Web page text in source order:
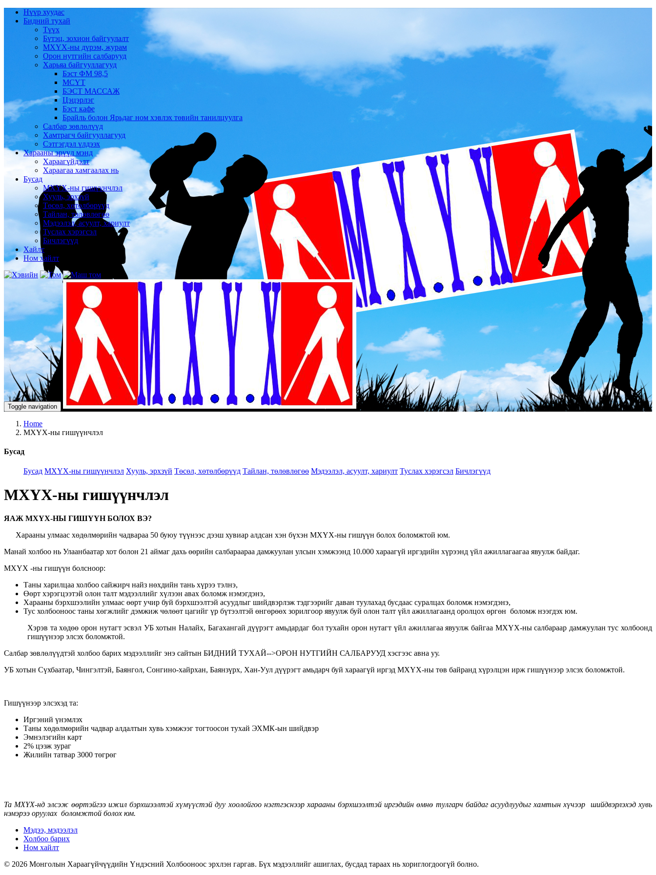
Нүүр хуудас
Бидний тухай
Түүх
Бүтэц, зохион байгуулалт
МХҮХ-ны дүрэм, журам
Орон нутгийн салбарууд
Харьяа байгууллагууд
Бэст ФМ 98,5
МСҮТ
БЭСТ МАССАЖ
Цэцэрлэг
Бэст кафе
Брайль болон Ярьдаг ном хэвлэх төвийн танилцуулга
Салбар зөвлөлүүд
Хамтрагч байгууллагууд
Сэтгэгдэл үлдээх
Харааны эрүүл мэнд
Хараагүйдэлт
Хараагаа хамгаалах нь
Бусад
МХҮХ-ны гишүүнчлэл
Хууль, эрхзүй
Төсөл, хөтөлбөрүүд
Тайлан, төлөвлөгөө
Мэдээлэл, асуулт, хариулт
Туслах хэрэгсэл
Бичлэгүүд
Хайлт
Ном хайлт
Toggle navigation
Home
МХҮХ-ны гишүүнчлэл
Бусад
Бусад МХҮХ-ны гишүүнчлэл Хууль, эрхзүй Төсөл, хөтөлбөрүүд Тайлан, төлөвлөгөө Мэдээлэл, асуулт, хариулт Туслах хэрэгсэл Бичлэгүүд
МХҮХ-ны гишүүнчлэл
ЯАЖ МХҮХ-НЫ ГИШҮҮН БОЛОХ ВЭ?
Харааны улмаас хөдөлмөрийн чадвараа 50 буюу түүнээс дээш хувиар алдсан хэн бүхэн МХҮХ-ны гишүүн болох боломжтой юм.
Манай холбоо нь Улаанбаатар хот болон 21 аймаг дахь өөрийн салбараараа дамжуулан улсын хэмжээнд 10.000 хараагүй иргэдийн хүрээнд үйл ажиллагаагаа явуулж байдаг.
МХҮХ -ны гишүүн болсноор:
Таны харилцаа холбоо сайжирч найз нөхдийн тань хүрээ тэлнэ,
Өөрт хэрэгцээтэй олон талт мэдээллийг хүлээн авах боломж нэмэгдэнэ,
Харааны бэрхшээлийн улмаас өөрт учир буй бэрхшээлтэй асуудлыг шийдвэрлэж тэдгээрийг даван туулахад бусдаас суралцах боломж нэмэгдэнэ,
Тус холбооноос таны хөгжлийг дэмжиж чөлөөт цагийг үр бүтээлтэй өнгөрөөх зорилгоор явуулж буй олон талт үйл ажиллагаанд оролцох өргөн боломж нээгдэх юм.
Хэрэв та хөдөө орон нутагт эсвэл УБ хотын Налайх, Багахангай дүүрэгт амьдардаг бол тухайн орон нутагт үйл ажиллагаа явуулж байгаа МХҮХ-ны салбараар дамжуулан тус холбоонд
гишүүнээр элсэх боломжтой.
Салбар зөвлөлүүдтэй холбоо барих мэдээллийг энэ сайтын БИДНИЙ ТУХАЙ-->ОРОН НУТГИЙН САЛБАРУУД хэсгээс авна уу.
УБ хотын Сүхбаатар, Чингэлтэй, Баянгол, Сонгино-хайрхан, Баянзүрх, Хан-Уул дүүрэгт амьдарч буй хараагүй иргэд МХҮХ-ны төв байранд хүрэлцэн ирж гишүүнээр элсэх боломжтой.
Гишүүнээр элсэхэд та:
Иргэний үнэмлэх
Таны хөдөлмөрийн чадвар алдалтын хувь хэмжээг тогтоосон тухай ЭХМК-ын шийдвэр
Эмнэлэгийн карт
2% цээж зураг
Жилийн татвар 3000 төгрөг
Та МХҮХ-нд элсэж өөртэйгээ ижил бэрхшээлтэй хүмүүстэй дуу хоолойгоо нэгтгэснээр харааны бэрхшээлтэй иргэдийн өмнө тулгарч байдаг асуудлуудыг хамтын хүчээр шийдвэрлэхэд хувь
нэмэрээ оруулах боломжтой болох юм.
Мэдээ, мэдээлэл
Холбоо барих
Ном хайлт
© 2026 Монголын Хараагүйчүүдийн Үндэсний Холбооноос эрхлэн гаргав. Бүх мэдээллийг ашиглах, бусдад тараах нь хориглогдоогүй болно.